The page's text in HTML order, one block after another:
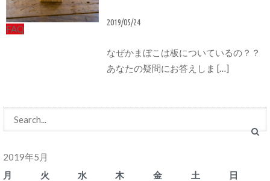
FAQ
2019/05/24
なぜかまぼこは板についているの？？
あなたの疑問にお答えしま […]
2019年5月
月
火 水 木 金 土
日